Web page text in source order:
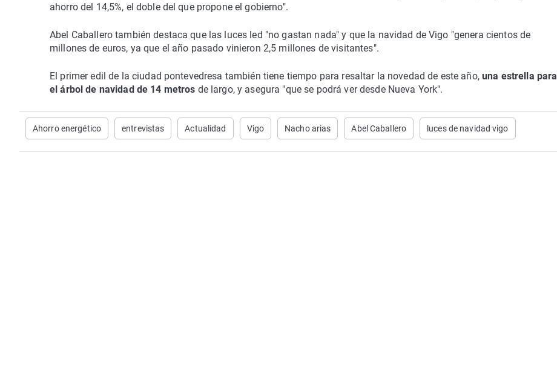
ahorro del 14,5%, el doble del que propone el gobierno".
Abel Caballero también destaca que las luces led "no gastan nada" y que la navidad de Vigo "genera cientos de
millones de euros, ya que el año pasado vinieron 2,5 millones de visitantes".
El primer edil de la ciudad pontevedresa también tiene tiempo para resaltar la novedad de este año,una estrella para
el árbol de navidad de 14 metros de largo, y asegura "que se podrá ver desde Nueva York".
Ahorro energético entrevistas Actualidad Vigo Nacho arias Abel Caballero luces de navidad vigo